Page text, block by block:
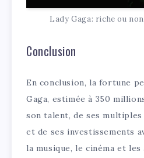
Lady Gaga: riche ou
Conclusion
En conclusion, la fortune
Gaga, estimée à 350
son talent, de ses
et de ses investissements
la musique, le cinéma et